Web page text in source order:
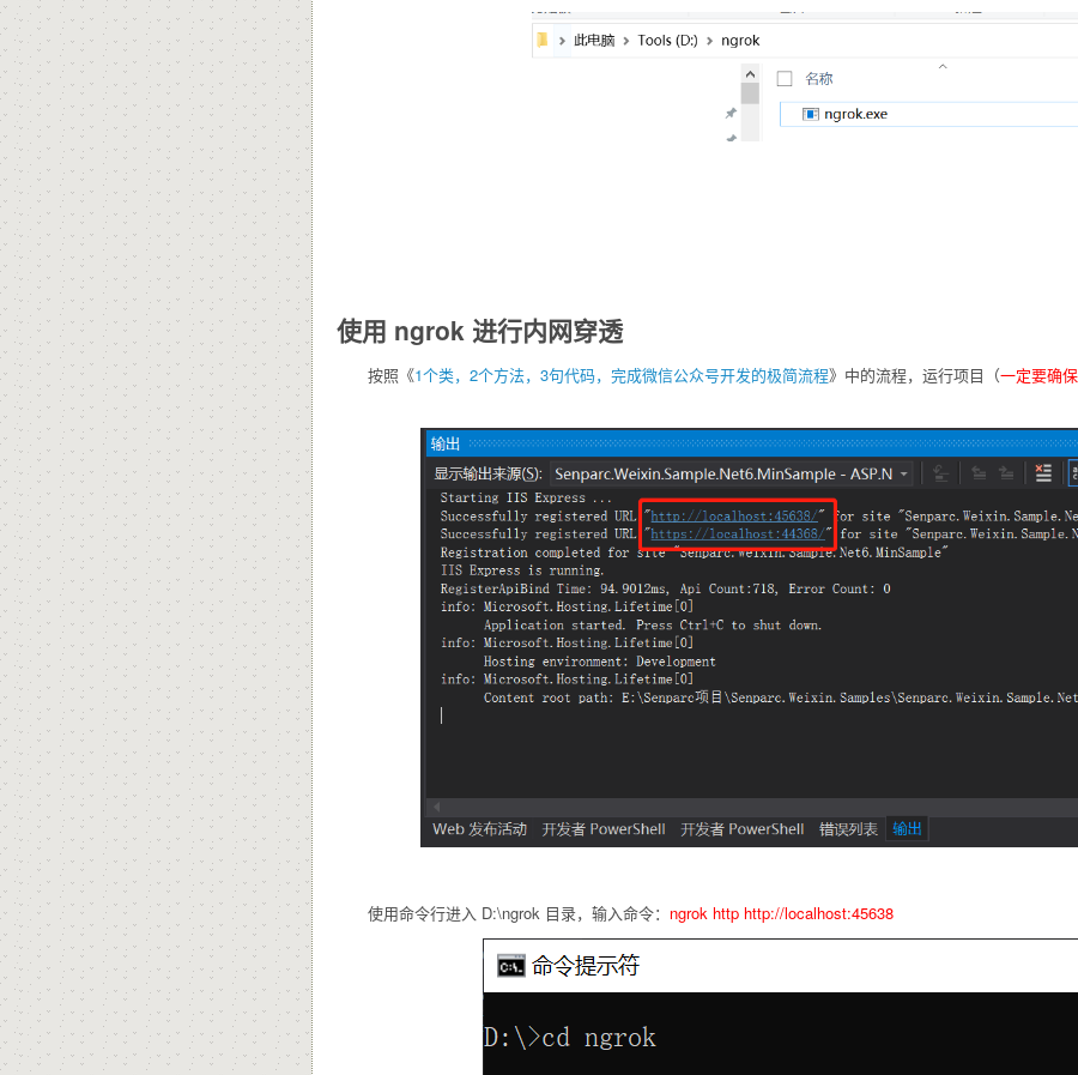
使用 ngrok 进行内网穿透
按照《1个类，2个方法，3句代码，完成微信公众号开发的极简流程》中的流程，运行项目（一定要确
使用命令行进入 D:\ngrok 目录，输入命令： ngrok http http://localhost:45638